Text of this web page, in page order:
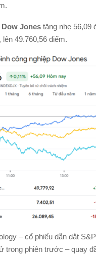
Dow Jones tăng nhẹ 56,09
49.760,56 điểm.
– cổ phiếu dẫn dắt
trong phiên trước – quay